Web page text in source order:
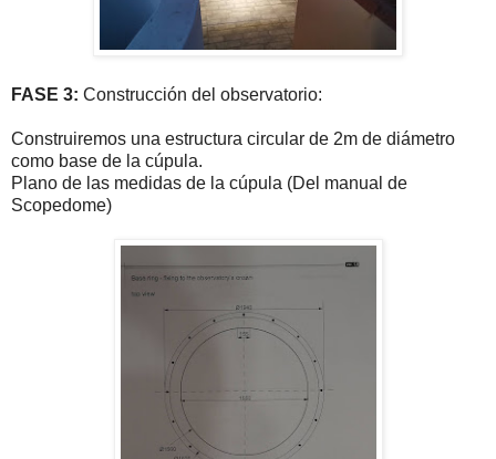
FASE 3: Construcción del observatorio:
Construiremos una estructura circular de 2m de diámetro
como base de la cúpula.
Plano de las medidas de la cúpula (Del manual de
Scopedome)